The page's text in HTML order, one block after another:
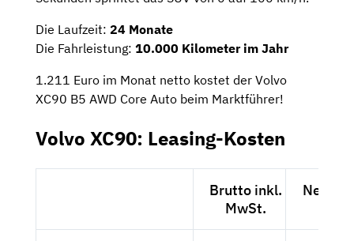
Die Laufzeit: 24 Monate
Die Fahrleistung: 10.000 Kilometer im Jahr
1.211 Euro im Monat netto kostet der Volvo
XC90 B5 AWD Core Auto beim Marktführer!
Volvo XC90: Leasing-Kosten
Brutto inkl.
MwSt.
Netto